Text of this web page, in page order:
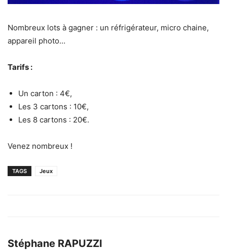
Nombreux lots à gagner : un réfrigérateur, micro chaine,
appareil photo…
Tarifs :
Un carton : 4€,
Les 3 cartons : 10€,
Les 8 cartons : 20€.
Venez nombreux !
TAGS Jeux
Stéphane RAPUZZI